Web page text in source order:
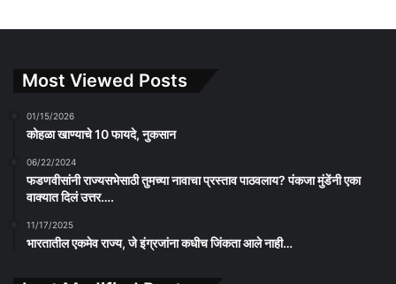
Most Viewed Posts
01/15/2026
कोहळा खाण्याचे 10 फायदे, नुकसान
06/22/2024
फडणवीसांनी राज्यसभेसाठी तुमच्या नावाचा प्रस्ताव पाठवलाय? पंकजा मुंडेंनी एका
वाक्यात दिलं उत्तर….
11/17/2025
भारतातील एकमेव राज्य, जे इंग्रजांना कधीच जिंकता आले नाही…